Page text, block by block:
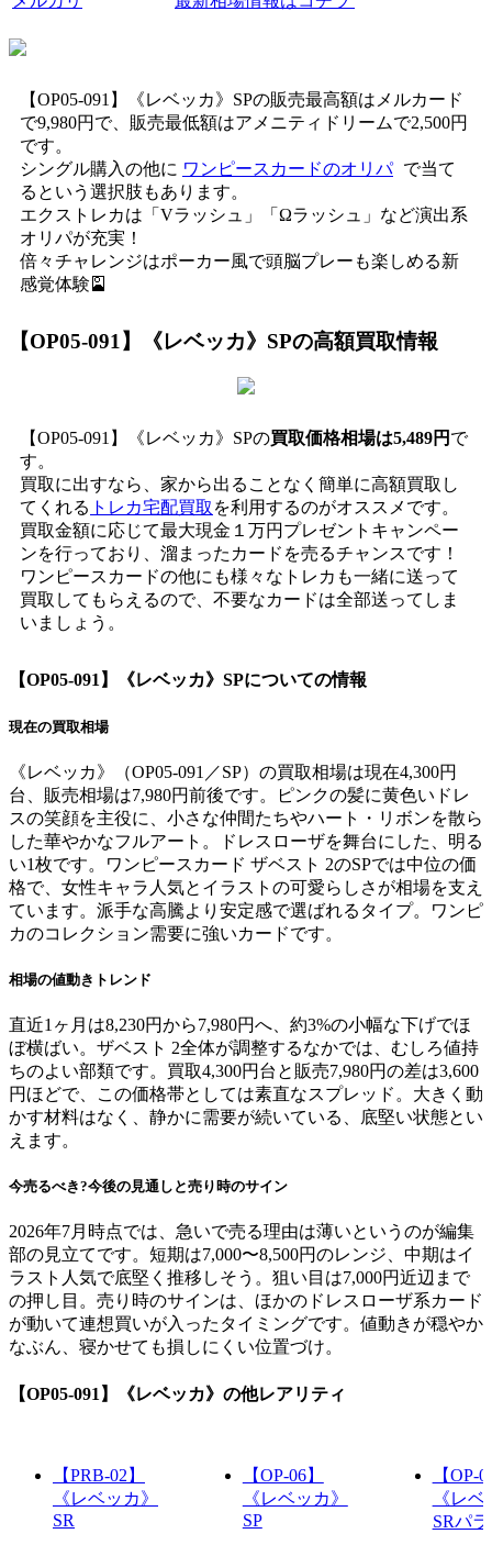
【OP05-091】《レベッカ》SPの販売最高額はメルカード
で9,980円で、販売最低額はアメニティドリームで2,500円
です。
シングル購入の他に ワンピースカードのオリパ で当て
るという選択肢もあります。
エクストレカは「Vラッシュ」「Ωラッシュ」など演出系
オリパが充実！
倍々チャレンジはポーカー風で頭脳プレーも楽しめる新
感覚体験🎴
【OP05-091】《レベッカ》SPの高額買取情報
【OP05-091】《レベッカ》SPの買取価格相場は5,489円 で
す。
買取に出すなら、家から出ることなく簡単に高額買取し
てくれる トレカ宅配買取 を利用するのがオススメです。
買取金額に応じて最大現金１万円プレゼントキャンペー
ンを行っており、溜まったカードを売るチャンスです！
ワンピースカードの他にも様々なトレカも一緒に送って
買取してもらえるので、不要なカードは全部送ってしま
いましょう。
【OP05-091】《レベッカ》SPについての情報
現在の買取相場
《レベッカ》（OP05-091／SP）の買取相場は現在4,300円
台、販売相場は7,980円前後です。ピンクの髪に黄色いドレ
スの笑顔を主役に、小さな仲間たちやハート・リボンを散ら
した華やかなフルアート。ドレスローザを舞台にした、明る
い1枚です。ワンピースカード ザベスト 2のSPでは中位の価
格で、女性キャラ人気とイラストの可愛らしさが相場を支え
ています。派手な高騰より安定感で選ばれるタイプ。ワンピ
カのコレクション需要に強いカードです。
相場の値動きトレンド
直近1ヶ月は8,230円から7,980円へ、約3%の小幅な下げでほ
ぼ横ばい。ザベスト 2全体が調整するなかでは、むしろ値持
ちのよい部類です。買取4,300円台と販売7,980円の差は3,600
円ほどで、この価格帯としては素直なスプレッド。大きく動
かす材料はなく、静かに需要が続いている、底堅い状態とい
えます。
今売るべき?今後の見通しと売り時のサイン
2026年7月時点では、急いで売る理由は薄いというのが編集
部の見立てです。短期は7,000〜8,500円のレンジ、中期はイ
ラスト人気で底堅く推移しそう。狙い目は7,000円近辺まで
の押し目。売り時のサインは、ほかのドレスローザ系カード
が動いて連想買いが入ったタイミングです。値動きが穏やか
なぶん、寝かせても損しにくい位置づけ。
【OP05-091】《レベッカ》 の他レアリティ
【PRB-02】
《レベッカ》
SR
【OP-06】
《レベッカ》
SP
【OP-
《レ
SRパ